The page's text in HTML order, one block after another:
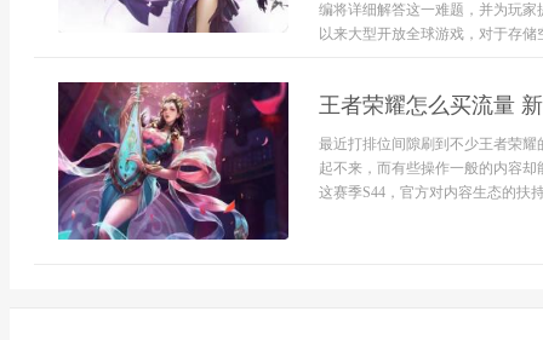
编将详细解答这一难题，并为玩
以来大型开放全球游戏，对于存储
王者荣耀怎么买流量
最近打排位间隙刷到不少王者荣
起不来，而有些操作一般的内容
这赛季S44，官方对内容生态的扶